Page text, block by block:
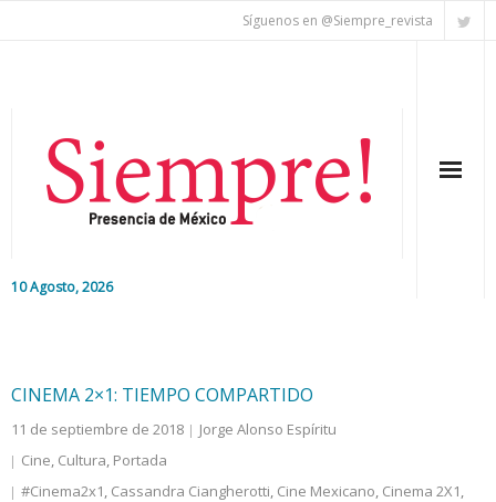
Síguenos en @Siempre_revista
10 Agosto, 2026
Nacional
Colaboradores
CINEMA 2×1: TIEMPO COMPARTIDO
11 de septiembre de 2018
Jorge Alonso Espíritu
Cine, Cultura, Portada
#Cinema2x1, Cassandra Ciangherotti, Cine Mexicano, Cinema 2X1,